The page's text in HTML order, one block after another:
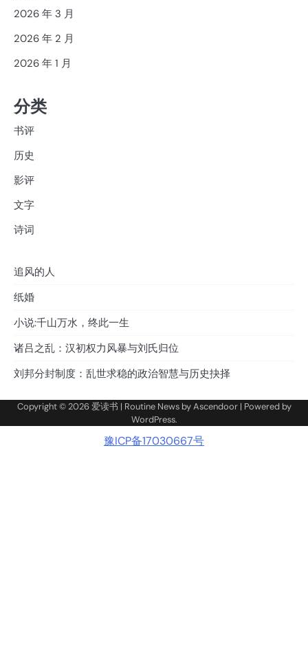
2026 年 3 月
2026 年 2 月
2026 年 1 月
分类
书评
历史
影评
文字
诗词
追风的人
纸婚
小说:千山万水，终此一生
诸吕之乱：汉初权力风暴与刘氏归位
刘邦分封制度：乱世求稳的政治智慧与历史抉择
Copyright © 2026爱读书 | Routine News byAscendoor| Powered by
WordPress.
豫ICP备17030667号